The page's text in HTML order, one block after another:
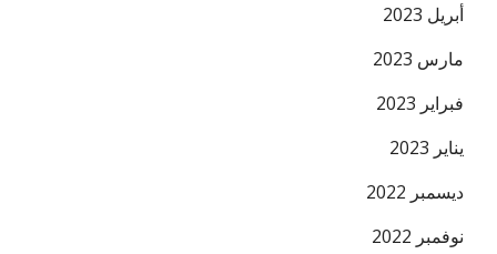
أبريل 2023
مارس 2023
فبراير 2023
يناير 2023
ديسمبر 2022
نوفمبر 2022